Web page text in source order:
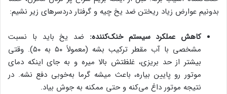
بدونیم عوارض زیاد ریختن ضد یخ چیه و گرفتار دردسرهای زیر نشیم:
کاهش عملکرد سیستم خنک‌کننده: ضد یخ باید با نسبت
مشخصی با آب مقطر ترکیب بشه (معمولاً ۵۰ به ۵۰). وقتی
بیشتر از حد بریزی، غلظتش بالا میره و به جای اینکه دمای
موتور رو پایین بیاره، باعث میشه گرما به‌خوبی دفع نشه. در
نتیجه‌ موتور داغ می‌کنه و حتی ممکنه به جوش بیاد.